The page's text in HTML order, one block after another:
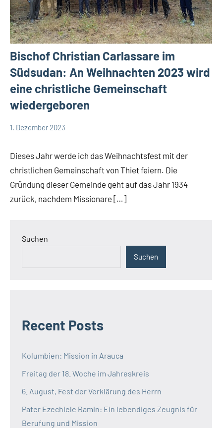
Bischof Christian Carlassare im
Südsudan: An Weihnachten 2023 wird
eine christliche Gemeinschaft
wiedergeboren
1. Dezember 2023
Dieses Jahr werde ich das Weihnachtsfest mit der
christlichen Gemeinschaft von Thiet feiern. Die
Gründung dieser Gemeinde geht auf das Jahr 1934
zurück, nachdem Missionare […]
Suchen
Suchen
Recent Posts
Kolumbien: Mission in Arauca
Freitag der 18. Woche im Jahreskreis
6. August, Fest der Verklärung des Herrn
Pater Ezechiele Ramin: Ein lebendiges Zeugnis für
Berufung und Mission